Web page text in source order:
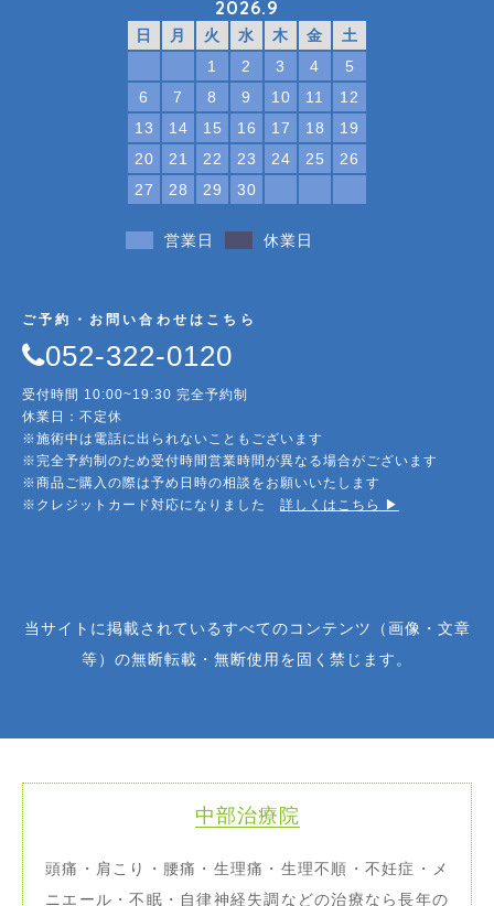
2026.9
日 月 火 水 木 金
土
1
2 3 4
5
6
7 8 9 10 11
12
13
14 15 16 17 18
19
20
21 22 23 24 25
26
27
28 29 30
営業日 休業日
ご予約・お問い合わせはこちら
052-322-0120
受付時間 10:00~19:30 完全予約制
休業日：不定休
※施術中は電話に出られないこともございます
※完全予約制のため受付時間営業時間が異なる場合がございます
※商品ご購入の際は予め日時の相談をお願いいたします
※クレジットカード対応になりました 詳しくはこちら ▶︎
当サイトに掲載されているすべてのコンテンツ（画像・文章
等）の無断転載・無断使用を固く禁じます。
中部治療院
頭痛・肩こり・腰痛・生理痛・生理不順・不妊症・メ
ニエール・不眠・自律神経失調などの治療なら長年の